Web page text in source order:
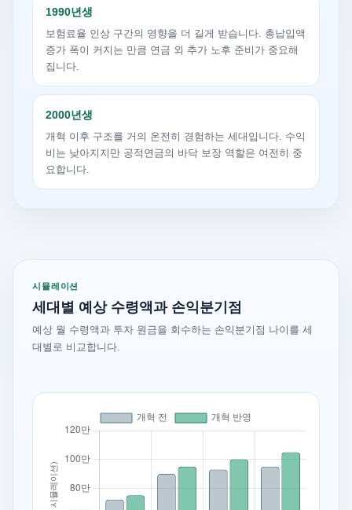
1990년생
보험료율 인상 구간의 영향을 더 길게 받습니다. 총납입액
증가 폭이 커지는 만큼 연금 외 추가 노후 준비가 중요해
집니다.
2000년생
개혁 이후 구조를 거의 온전히 경험하는 세대입니다. 수익
비는 낮아지지만 공적연금의 바닥 보장 역할은 여전히 중
요합니다.
시뮬레이션
세대별 예상 수령액과 손익분기점
예상 월 수령액과 투자 원금을 회수하는 손익분기점 나이를 세
대별로 비교합니다.